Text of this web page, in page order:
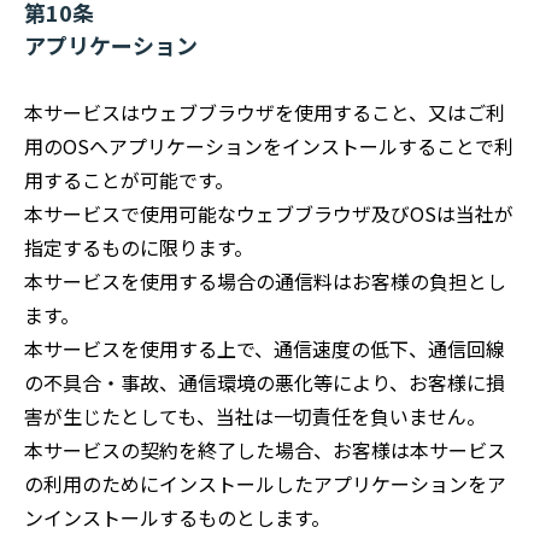
第10条
アプリケーション
本サービスはウェブブラウザを使用すること、又はご利
用のOSへアプリケーションをインストールすることで利
用することが可能です。
本サービスで使用可能なウェブブラウザ及びOSは当社が
指定するものに限ります。
本サービスを使用する場合の通信料はお客様の負担とし
ます。
本サービスを使用する上で、通信速度の低下、通信回線
の不具合・事故、通信環境の悪化等により、お客様に損
害が生じたとしても、当社は一切責任を負いません。
本サービスの契約を終了した場合、お客様は本サービス
の利用のためにインストールしたアプリケーションをア
ンインストールするものとします。